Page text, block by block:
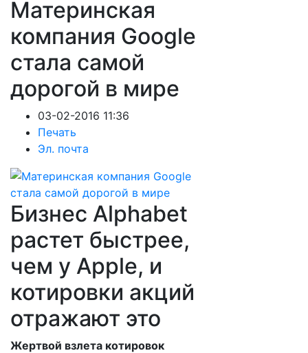
Материнская
компания Google
стала самой
дорогой в мире
03-02-2016 11:36
Печать
Эл. почта
Бизнес Alphabet
растет быстрее,
чем у Apple, и
котировки акций
отражают это
Жертвой взлета котировок